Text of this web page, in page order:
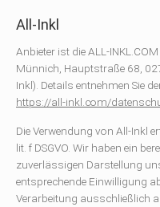
All-Inkl
Anbieter ist die ALL-
Münnich, Hauptstraße 68,
Inkl). Details entnehmen Sie
https://all-inkl.com/
Die Verwendung von All-Inkl
lit. f DSGVO. Wir haben ein
zuverlässigen Darstellung
entsprechende Einwilligung
Verarbeitung ausschließlich